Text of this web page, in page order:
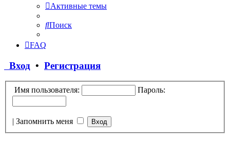
Активные темы
Поиск
FAQ
Вход • Регистрация
Имя пользователя: Пароль:
| Запомнить меня